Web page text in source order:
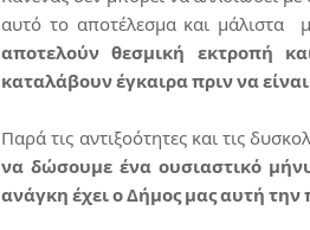
αυτό το αποτέλεσμα και μάλιστα
αποτελούν θεσμική εκτροπή
καταλάβουν έγκαιρα πριν να
Παρά τις αντιξοότητες και τις
να δώσουμε ένα ουσιαστικό
ανάγκη έχει ο Δήμος μας αυτή την